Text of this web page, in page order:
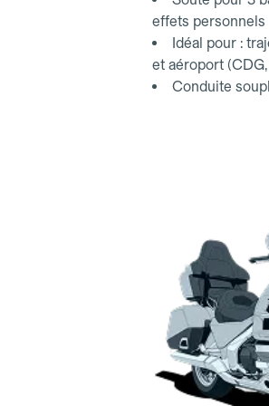
effets personnels
Idéal pour :
et aéroport
Conduite